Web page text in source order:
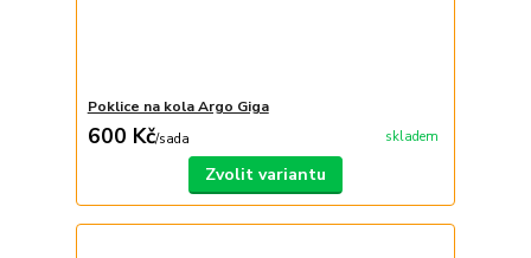
Poklice na kola Argo Giga
600 Kč/sada skladem
Zvolit variantu